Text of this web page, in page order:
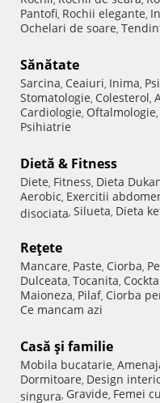
Pantofi, Rochii elegante,
Ochelari de soare,
Sănătate
Sarcina, Ceaiuri, Inima,
Stomatologie, Colesterol,
Cardiologie, Oftalmologie,
Psihiatrie
Dietă & Fitness
Diete, Fitness, Dieta
Aerobic, Exercitii
disociata, Silueta, Dieta
Reţete
Mancare, Paste, Ciorba,
Dulceata, Tocanita,
Maioneza, Pilaf, Ciorba
Ce mancam azi
Casă şi familie
Mobila bucatarie,
Dormitoare, Design
singura, Gravide, Femei